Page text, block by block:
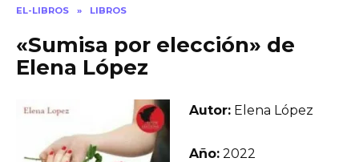
EL-LIBROS » LIBROS
«Sumisa por elección» de
Elena López
Autor: Elena López
Año: 2022